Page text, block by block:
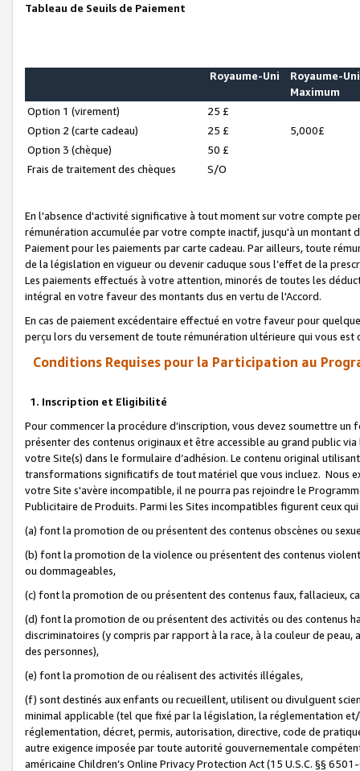
Tableau de Seuils de Paiement
Royaume-Uni
Royaume-Uni
Maximum
Option 1 (virement)
25 £
Option 2 (carte cadeau)
25 £
5,000£
Option 3 (chèque)
50 £
Frais de traitement des chèques
S/O
En l'absence d'activité significative à tout moment sur votre compte
rémunération accumulée par votre compte inactif, jusqu'à un montant
Paiement pour les paiements par carte cadeau. Par ailleurs, toute
de la législation en vigueur ou devenir caduque sous l’effet de la
Les paiements effectués à votre attention, minorés de toutes les
intégral en votre faveur des montants dus en vertu de l'Accord.
En cas de paiement excédentaire effectué en votre faveur pour
perçu lors du versement de toute rémunération ultérieure qui vous est
Conditions Requises pour la Participation au
1. Inscription et Eligibilité
Pour commencer la procédure d’inscription, vous devez soumettre
présenter des contenus originaux et être accessible au grand public
votre Site(s) dans le formulaire d’adhésion. Le contenu original
transformations significatifs de tout matériel que vous incluez. Nous
votre Site s'avère incompatible, il ne pourra pas rejoindre le
Publicitaire de Produits. Parmi les Sites incompatibles figurent ceux
(a) font la promotion de ou présentent des contenus obscènes ou
(b) font la promotion de la violence ou présentent des contenus
ou dommageables,
(c) font la promotion de ou présentent des contenus faux, fallacieux,
(d) font la promotion de ou présentent des activités ou des contenus
discriminatoires (y compris par rapport à la race, à la couleur de
des personnes),
(e) font la promotion de ou réalisent des activités illégales,
(f) sont destinés aux enfants ou recueillent, utilisent ou divulguent
minimal applicable (tel que fixé par la législation, la réglementation
réglementation, décret, permis, autorisation, directive, code de
autre exigence imposée par toute autorité gouvernementale
américaine Children’s Online Privacy Protection Act (15 U.S.C. §§